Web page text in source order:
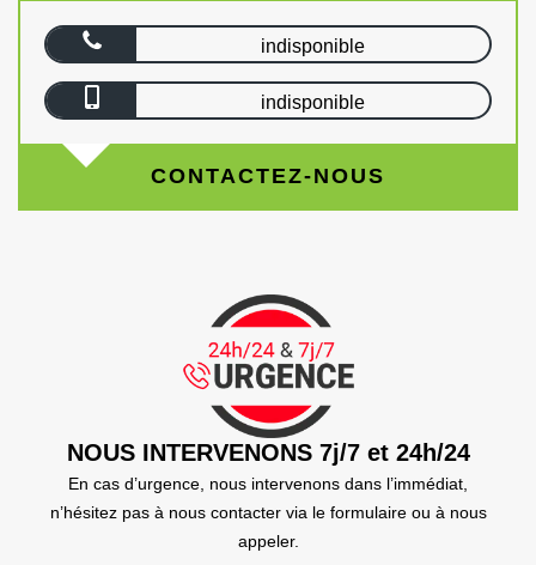
indisponible
indisponible
CONTACTEZ-NOUS
NOUS INTERVENONS 7j/7 et 24h/24
En cas d’urgence, nous intervenons dans l’immédiat,
n’hésitez pas à nous contacter via le formulaire ou à nous
appeler.